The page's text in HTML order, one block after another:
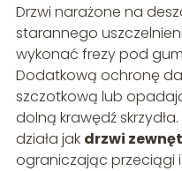
Drzwi narażone na
starannego
wykonać frezy pod
Dodatkową ochronę
szczotkową lub
dolną krawędź
działa jak drzwi
ograniczając przeciągi i